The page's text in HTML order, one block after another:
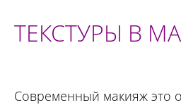
ТЕКСТУРЫ В
Современный макияж это